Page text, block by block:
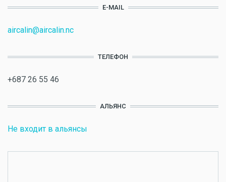
E-MAIL
aircalin@aircalin.nc
ТЕЛЕФОН
+687 26 55 46
АЛЬЯНС
Не входит в альянсы